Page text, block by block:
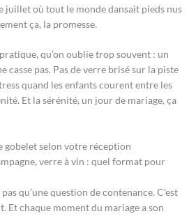
juillet où tout le monde dansait pieds nus
ça, la promesse.
qu’on oublie trop souvent : un
casse pas. Pas de verre brisé sur la piste
quand les enfants courent entre les
Et la sérénité, un jour de mariage, ça
gobelet selon votre réception
verre à vin : quel format pour
qu’une question de contenance. C’est
Et chaque moment du mariage a son